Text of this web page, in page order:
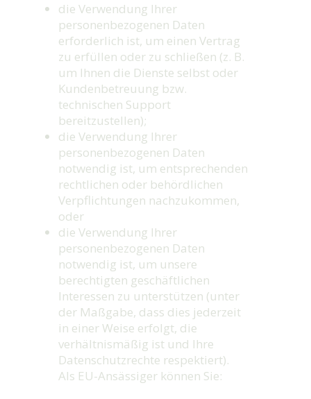
die Verwendung Ihrer
personenbezogenen Daten
erforderlich ist, um einen Vertrag
zu erfüllen oder zu schließen (z. B.
um Ihnen die Dienste selbst oder
Kundenbetreuung bzw.
technischen Support
bereitzustellen);
die Verwendung Ihrer
personenbezogenen Daten
notwendig ist, um entsprechenden
rechtlichen oder behördlichen
Verpflichtungen nachzukommen,
oder
die Verwendung Ihrer
personenbezogenen Daten
notwendig ist, um unsere
berechtigten geschäftlichen
Interessen zu unterstützen (unter
der Maßgabe, dass dies jederzeit
in einer Weise erfolgt, die
verhältnismäßig ist und Ihre
Datenschutzrechte respektiert).
Als EU-Ansässiger können Sie: